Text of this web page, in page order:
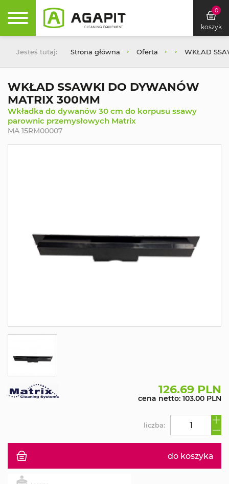
0
koszyk
Jesteś tutaj: Strona główna Oferta WKŁAD
WKŁAD SSAWKI DO DYWANÓW
MATRIX 300MM
Wkładka do dywanów 30 cm do korpusu ssawy
parownic przemysłowych Matrix
MA 15RM00007
126.69 PLN
cena netto: 103.00 PLN
do koszyka
liczba: